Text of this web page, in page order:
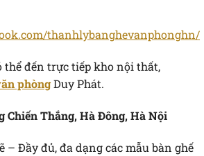
thanhlybanghevanphonghn/
thể đến trực tiếp kho nội thất,
phòngDuy Phát.
Chiến Thắng, Hà Đông, Hà Nội
– Đầy đủ, đa dạng các mẫu bàn ghế